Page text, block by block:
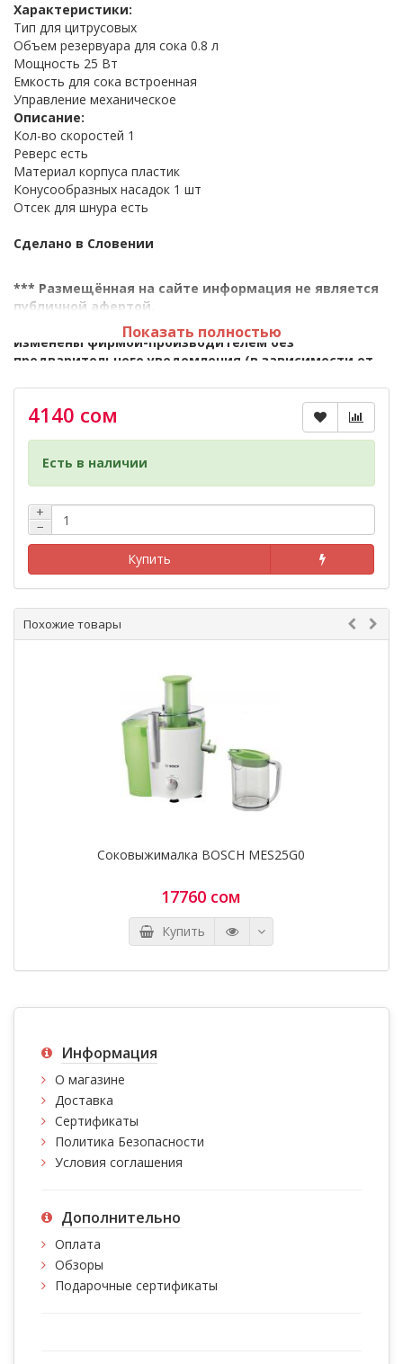
Характеристики:
Тип для цитрусовых
Объем резервуара для сока 0.8 л
Мощность 25 Вт
Емкость для сока встроенная
Управление механическое
Описание:
Кол-во скоростей 1
Реверс есть
Материал корпуса пластик
Конусообразных насадок 1 шт
Отсек для шнура есть
Сделано в Словении
*** Размещённая на сайте информация не является
публичной афертой.
*** Характеристики и комплектация могут быть
изменены фирмой-производителем без
предварительного уведомления (в зависимости от
консультантами.
сообщите нам по адресу:
0775 97 16 49, 0700 97 16 49
Показать полностью
4140 сом
Есть в наличии
+
−
Купить
Похожие товары
Соковыжималка BOSCH MES25G0
17760 сом
Купить
Информация
О магазине
Доставка
Сертификаты
Политика Безопасности
Условия соглашения
Дополнительно
Оплата
Обзоры
Подарочные сертификаты